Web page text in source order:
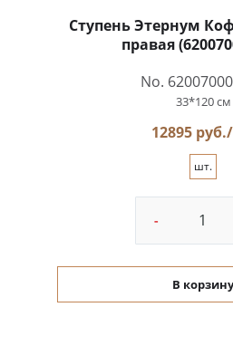
Ступень Этернум
правая
No.
33*120 см
12895
шт.
-
В корзину